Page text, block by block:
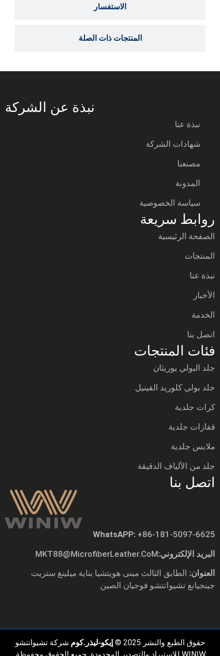
الاستفسار
المنتجات ذات الصلة
نبذة عن الشركة
نبذة عنا
شهادات الشركة
مصنعنا
المدونة
سياسة الخصوصية
روابط سريعة
الصفحة الرئيسية
المنتجات
نبذة عنا
الأخبار
الخدمة
اتصل بنا
فئات المنتجات
جلد البولي يوريثان
جلد بولي كلوريد الفينيل
كرات جلدية
قفازات جلدية
ملابس جلدية
جلد من الألياف الدقيقة
اتصل بنا
WhatsAPP: +86-181-5097-6625
البريد الإلكتروني:MKT88@MicrofiberLeather.CoM
العنوان: الطابق الثالث مبنى هويتشيا بناية ميلينغ ستريت
جينجيانغ تشيوانتشو فوجيان الصين
حقوق الطبع والنشر 2025 © إيكو-ليذر.كوم شركة تشيوانتشو
WINIW للاستيراد والتصدير المحدودة. جميع الحقوق محفوظة. Français
Deutsch
Português
日本語
Русский
Tiếng Việt